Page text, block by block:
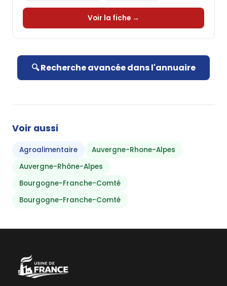
Voir la fiche →
🔍 Recherche avancée dans l'annuaire
Voir aussi
Agroalimentaire
Auvergne-Rhone-Alpes
Auvergne-Rhône-Alpes
Bourgogne-Franche-Comté
Bourgogne-Franche-Comté